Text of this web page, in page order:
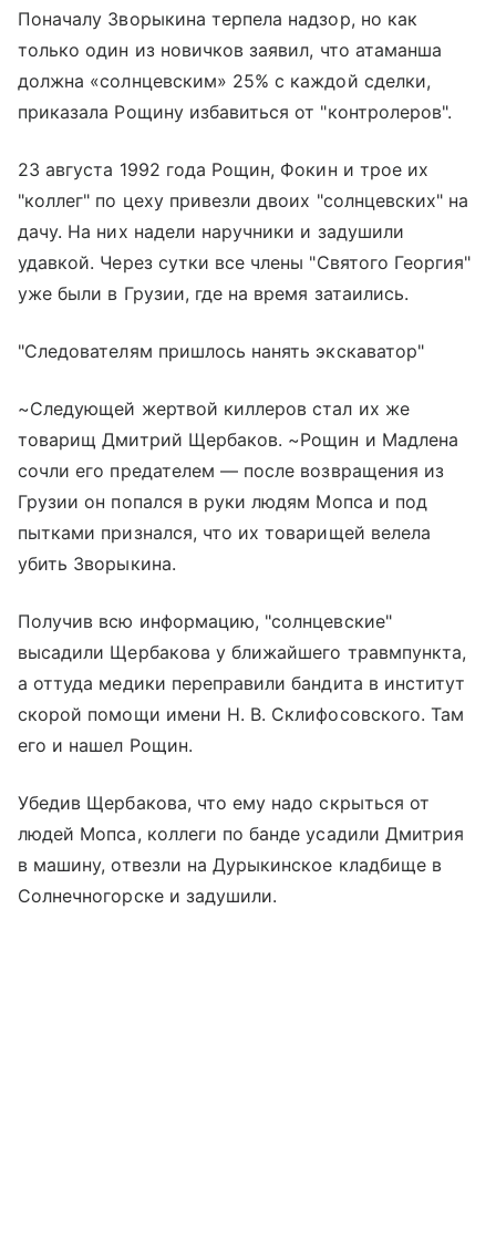
Поначалу Зворыкина терпела надзор, но как
только один из новичков заявил, что атаманша
должна «солнцевским» 25% с каждой сделки,
приказала Рощину избавиться от "контролеров".
23 августа 1992 года Рощин, Фокин и трое их
"коллег" по цеху привезли двоих "солнцевских" на
дачу. На них надели наручники и задушили
удавкой. Через сутки все члены "Святого Георгия"
уже были в Грузии, где на время затаились.
"Следователям пришлось нанять экскаватор"
~Следующей жертвой киллеров стал их же
товарищ Дмитрий Щербаков. ~Рощин и Мадлена
сочли его предателем — после возвращения из
Грузии он попался в руки людям Мопса и под
пытками признался, что их товарищей велела
убить Зворыкина.
Получив всю информацию, "солнцевские"
высадили Щербакова у ближайшего травмпункта,
а оттуда медики переправили бандита в институт
скорой помощи имени Н. В. Склифосовского. Там
его и нашел Рощин.
Убедив Щербакова, что ему надо скрыться от
людей Мопса, коллеги по банде усадили Дмитрия
в машину, отвезли на Дурыкинское кладбище в
Солнечногорске и задушили.